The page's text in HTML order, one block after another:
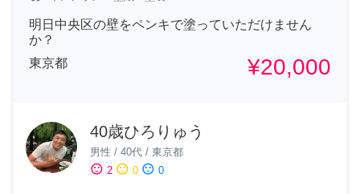
明日中央区の壁をペンキで塗っていただけません
か？
東京都
¥20,000
40歳ひろりゅう
男性 / 40代 / 東京都
sentiment_satisfied 2 sentiment_neutral 0 sentiment_dissatisfied 0